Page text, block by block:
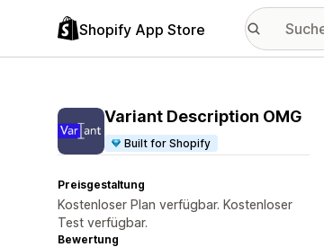
Shopify App Store
Variant Description OMG
Built for Shopify
Preisgestaltung
Kostenloser Plan verfügbar. Kostenloser
Test verfügbar.
Bewertung